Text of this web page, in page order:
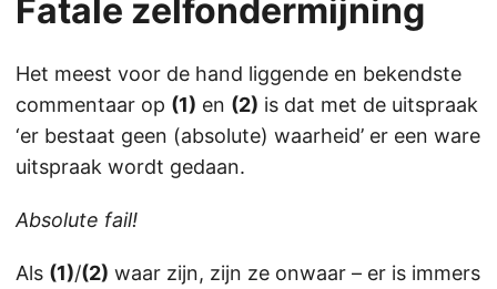
Fatale zelfondermijning
Het meest voor de hand liggende en bekendste
commentaar op (1) en (2) is dat met de uitspraak
‘er bestaat geen (absolute) waarheid’ er een ware
uitspraak wordt gedaan.
Absolute fail!
Als (1)/(2) waar zijn, zijn ze onwaar – er is immers